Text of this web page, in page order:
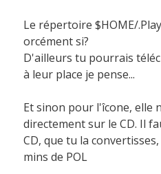
Le répertoire $HOME/
orcément si?
D'ailleurs tu pourrais
à leur place je pense...
Et sinon pour l'îcone, elle
directement sur le CD. Il
CD, que tu la
mins de POL